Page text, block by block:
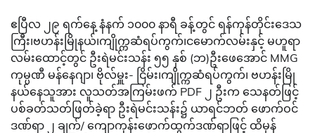
ဧပြီလ ၂၉ ရက်နေ့ နံနက် ၁၀၀၀ နာရီ ခန့်တွင် ရန်ကုန်တိုင်းဒေသ
ကြီး၊ဗဟန်းမြိုနယ်၊ကျိုက္ကဆံရပ်ကွက်၊ငမောက်လမ်းနှင့် မဟူရာ
လမ်းထောင့်တွင် ဦးရဲမင်းသန်း ၅၅ နှစ် (ဘ)ဦးဖေအောင် MMG
ကုမ္ပဏီ မန်နေဂျာ၊ ဗိုလ်မှူး- ငြိမ်း၊ကျိုက္ကဆံရပ်ကွက်၊ ဗဟန်းမြို
နယ်နေသူအား လူသတ်အကြမ်းဖက် PDF ၂ ဦးက သေနတ်ဖြင့်
ပစ်ခတ်သတ်ဖြတ်ခဲ့ရာ ဦးရဲမင်းသန်း၌ ယာရင်ဘတ် ဖောက်ဝင်
ဒဏ်ရာ ၂ ချက်/ ကျောကုန်းဖောက်ထွက်ဒဏ်ရာဖြင့် ထိမှန်